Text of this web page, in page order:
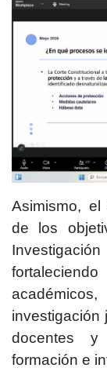
Asimismo, el
de los
investigación
docentes
formación e